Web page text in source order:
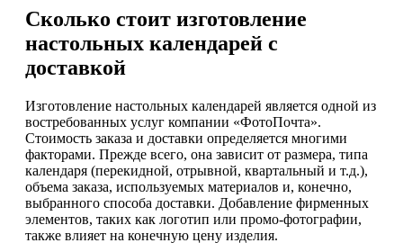
Сколько стоит изготовление
настольных календарей с
доставкой
Изготовление настольных календарей является одной из
востребованных услуг компании «ФотоПочта».
Стоимость заказа и доставки определяется многими
факторами. Прежде всего, она зависит от размера, типа
календаря (перекидной, отрывной, квартальный и т.д.),
объема заказа, используемых материалов и, конечно,
выбранного способа доставки. Добавление фирменных
элементов, таких как логотип или промо-фотографии,
также влияет на конечную цену изделия.